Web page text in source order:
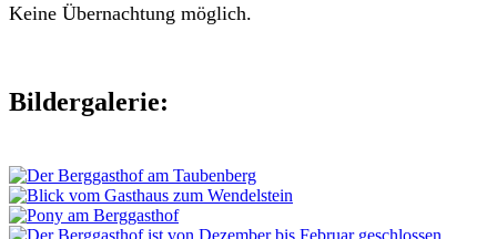
Keine Übernachtung möglich.
Bildergalerie: